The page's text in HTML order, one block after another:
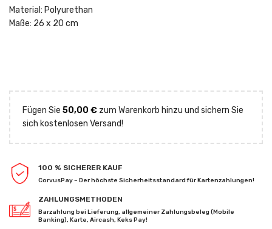
Material: Polyurethan
Maße: 26 x 20 cm
Fügen Sie 50,00 € zum Warenkorb hinzu und sichern Sie
sich kostenlosen Versand!
100 % SICHERER KAUF
CorvusPay – Der höchste Sicherheitsstandard für Kartenzahlungen!
ZAHLUNGSMETHODEN
Barzahlung bei Lieferung, allgemeiner Zahlungsbeleg (Mobile
Banking), Karte, Aircash, Keks Pay!